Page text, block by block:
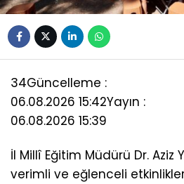
34Güncelleme :
06.08.2026 15:42Yayın :
06.08.2026 15:39
İl Millî Eğitim Müdürü Dr. Aziz
verimli ve eğlenceli